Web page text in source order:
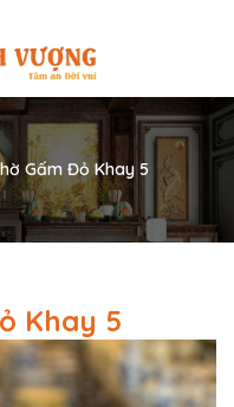
Gấm Đỏ Khay 5
Khay 5